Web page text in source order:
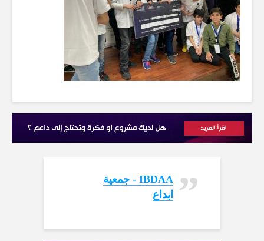
‏IBDAA - جمعية
ابداع‏